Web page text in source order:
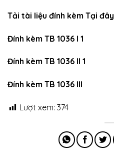
Tải tài liệu đính kèm Tại đây
Đính kèm TB 1036 I 1
Đính kèm TB 1036 II 1
Đính kèm TB 1036 III
Lượt xem: 374